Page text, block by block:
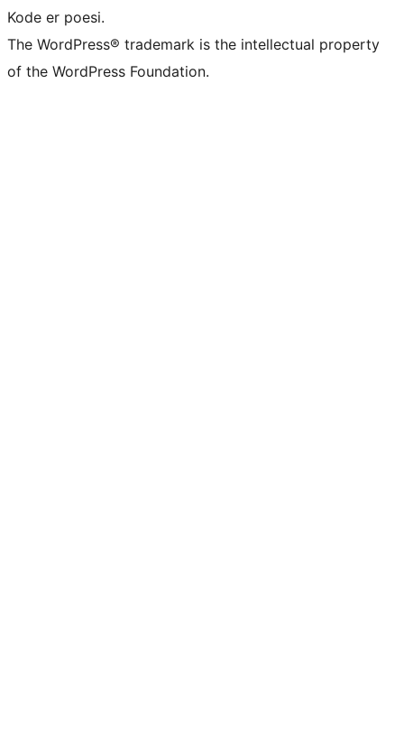
Kode er poesi.
The WordPress® trademark is the intellectual property
of the WordPress Foundation.